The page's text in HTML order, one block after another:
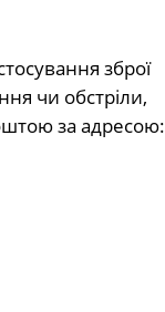
зброї
чи обстріли,
за адресою: